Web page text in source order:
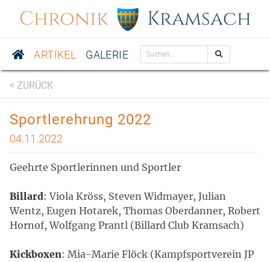
Chronik Kramsach
ARTIKEL GALERIE
< ZURÜCK
Sportlerehrung 2022
04.11.2022
Geehrte Sportlerinnen und Sportler
Billard: Viola Kröss, Steven Widmayer, Julian
Wentz, Eugen Hotarek, Thomas Oberdanner, Robert
Hornof, Wolfgang Prantl (Billard Club Kramsach)
Kickboxen: Mia-Marie Flöck (Kampfsportverein JP